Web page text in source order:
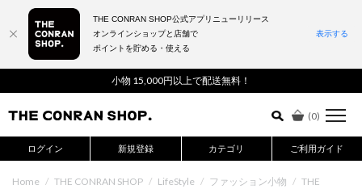
小物 15,000円以上で配送無料！
(0)
ログイン 新規登録 カテゴリ ご利用ガイド
詳細検索はこちら
Home / THE CONRAN SHOP / LifeStyle / ファッション小物 / THE
THE CONRAN SHOP公式アプリニューリリース
オンラインショップと店舗で
ポイントを貯める・使える
表示する